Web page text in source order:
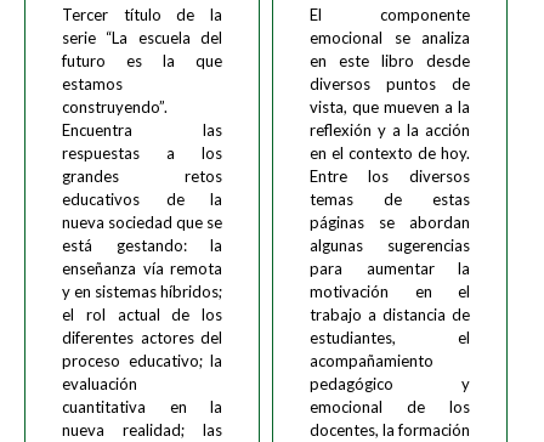
Tercer título de la
serie “La escuela del
futuro es la que
estamos
construyendo”.
Encuentra las
respuestas a los
grandes retos
educativos de la
nueva sociedad que se
está gestando: la
enseñanza vía remota
y en sistemas híbridos;
el rol actual de los
diferentes actores del
proceso educativo; la
evaluación
cuantitativa en la
nueva realidad; las
El componente
emocional se analiza
en este libro desde
diversos puntos de
vista, que mueven a la
reflexión y a la acción
en el contexto de hoy.
Entre los diversos
temas de estas
páginas se abordan
algunas sugerencias
para aumentar la
motivación en el
trabajo a distancia de
estudiantes, el
acompañamiento
pedagógico y
emocional de los
docentes, la formación